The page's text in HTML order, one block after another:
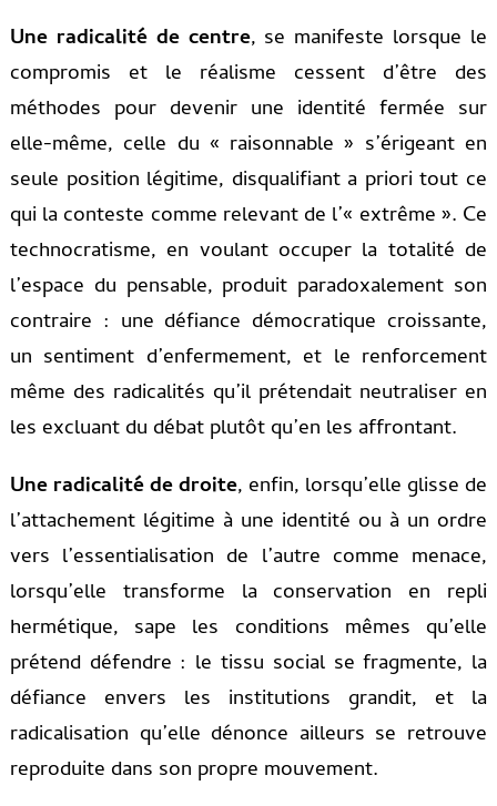
Une radicalité de centre, se manifeste lorsque le
compromis et le réalisme cessent d’être des
méthodes pour devenir une identité fermée sur
elle-même, celle du « raisonnable » s’érigeant en
seule position légitime, disqualifiant a priori tout ce
qui la conteste comme relevant de l’« extrême ». Ce
technocratisme, en voulant occuper la totalité de
l’espace du pensable, produit paradoxalement son
contraire : une défiance démocratique croissante,
un sentiment d’enfermement, et le renforcement
même des radicalités qu’il prétendait neutraliser en
les excluant du débat plutôt qu’en les affrontant.
Une radicalité de droite, enfin, lorsqu’elle glisse de
l’attachement légitime à une identité ou à un ordre
vers l’essentialisation de l’autre comme menace,
lorsqu’elle transforme la conservation en repli
hermétique, sape les conditions mêmes qu’elle
prétend défendre : le tissu social se fragmente, la
défiance envers les institutions grandit, et la
radicalisation qu’elle dénonce ailleurs se retrouve
reproduite dans son propre mouvement.